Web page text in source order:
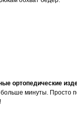
ортопедические
минуты. Просто
!